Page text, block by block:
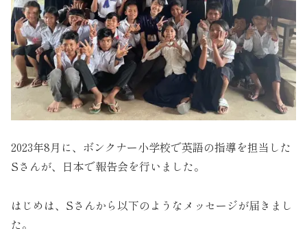
2023年8月に、ボンクナー小学校で英語の指導を担当した
Sさんが、日本で報告会を行いました。
はじめは、Sさんから以下のようなメッセージが届きまし
た。